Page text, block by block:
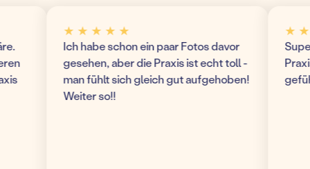
★ ★ ★ ★ ★
Ich habe schon ein paar Fotos davor
gesehen, aber die Praxis ist echt toll -
man fühlt sich gleich gut aufgehoben!
Weiter so!!
★ ★
Super
Praxis!
gefühlt